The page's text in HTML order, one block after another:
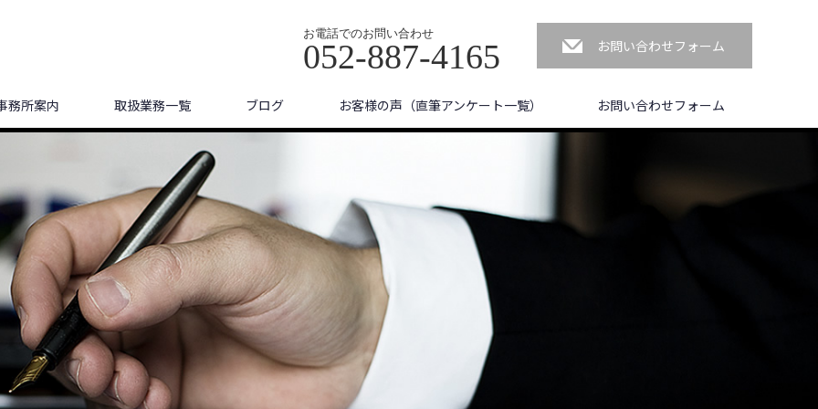
お電話でのお問い合わせ
052-887-4165 お問い合わせフォーム
務所案内 取扱業務一覧 ブログ お客様の声（直筆アンケート一覧） お問い合わせフォーム